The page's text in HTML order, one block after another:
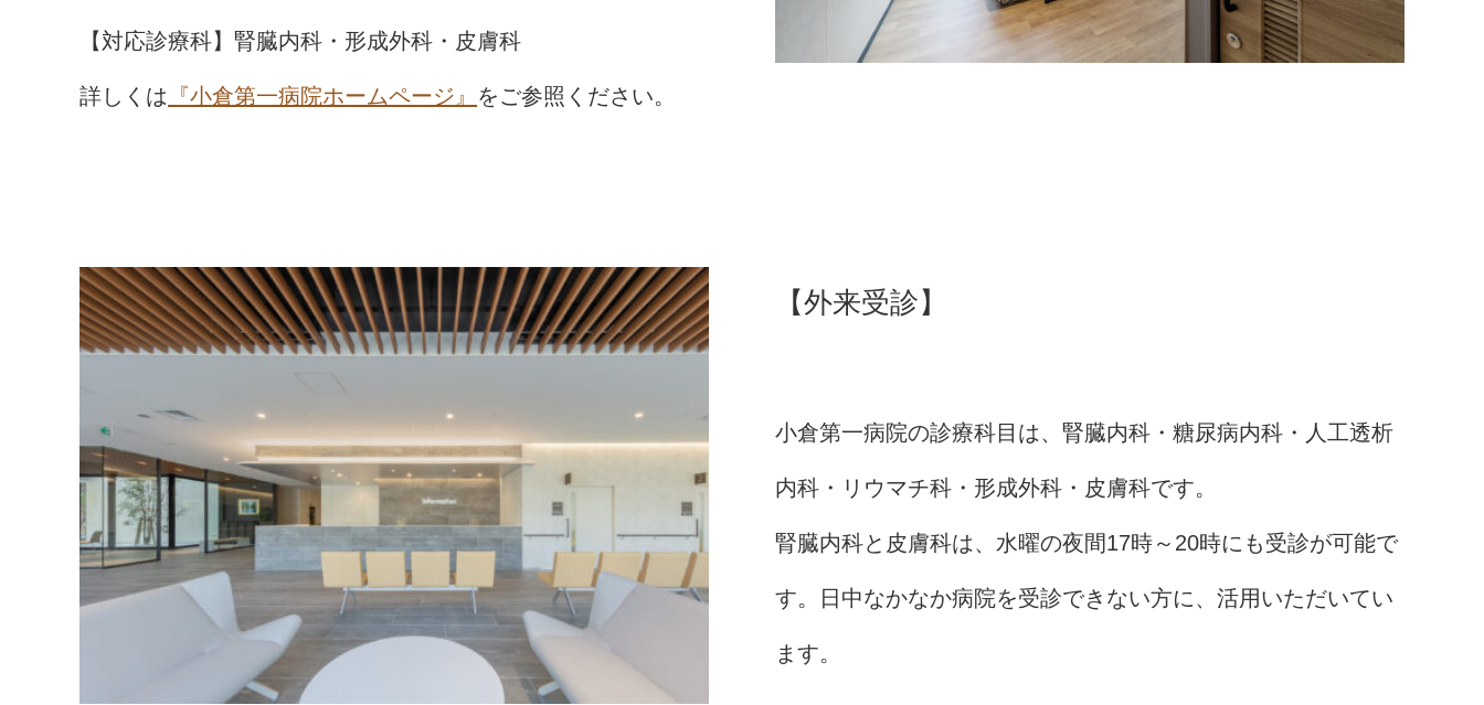
【対応診療科】腎臓内科・形成外科・皮膚科
詳しくは 『小倉第一病院ホームページ』 をご参照ください。
【外来受診】
小倉第一病院の診療科目は、腎臓内科・糖尿病内科・人工透析
内科・リウマチ科・形成外科・皮膚科です。
腎臓内科と皮膚科は、水曜の夜間17時～20時にも受診が可能で
す。日中なかなか病院を受診できない方に、活用いただいてい
ます。